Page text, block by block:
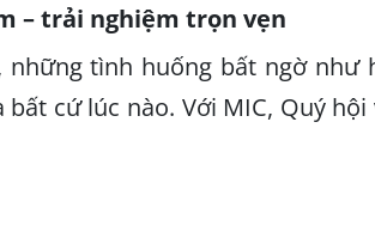
– trải nghiệm trọn vẹn
tình huống bất ngờ như
bất cứ lúc nào. Với MIC, Quý